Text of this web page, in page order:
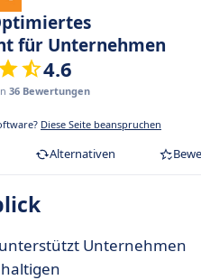
für Unternehmen
4.6
36 Bewertungen
Diese Seite beanspruchen
Alternativen
Unternehmen